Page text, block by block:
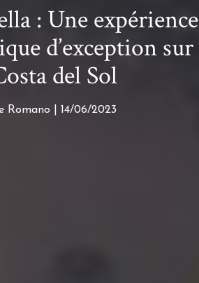
: Une expérience
d’exception sur
del Sol
Romano | 14/06/2023